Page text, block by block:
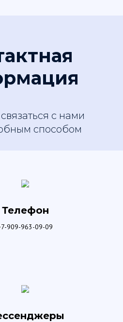
с нами
способом
Телефон
909-963-09-09